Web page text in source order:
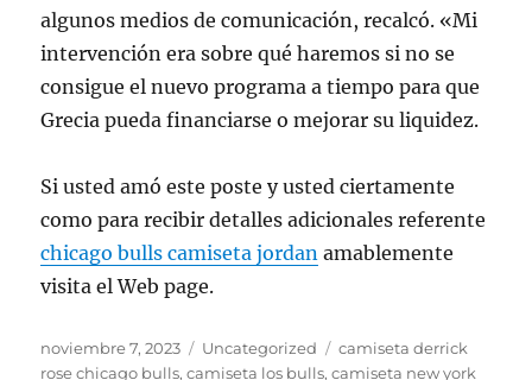
algunos medios de comunicación, recalcó. «Mi
intervención era sobre qué haremos si no se
consigue el nuevo programa a tiempo para que
Grecia pueda financiarse o mejorar su liquidez.
Si usted amó este poste y usted ciertamente
como para recibir detalles adicionales referente
chicago bulls camiseta jordan amablemente
visita el Web page.
Publicado
el
noviembre 7, 2023 Categorías
Uncategorized Etiquetas
camiseta derrick
rose chicago bulls,camiseta los bulls,camiseta new york